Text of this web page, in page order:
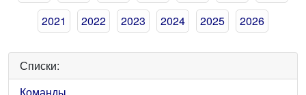
2021
2022 2023 2024 2025 2026
Списки: